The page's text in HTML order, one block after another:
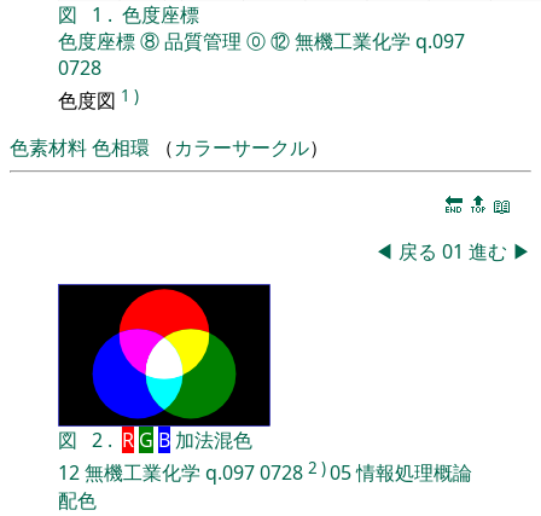
図 1 . 色度座標
色度座標⑧品質管理 ⓪⑫無機工業化学 q.097
0728
色度図 1 )
色素材料色相環 （カラーサークル）
🔚 🔝 📖
◀ 戻る 01 進む ▶
図 2 . R G B加法混色
12無機工業化学 q.0970728 2 )05情報処理概論
配色